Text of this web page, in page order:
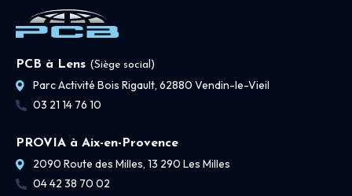
PCB à Lens (Siège social)
Parc Activité Bois Rigault, 62880 Vendin-le-Vieil
03 21 14 76 10
PROVIA à Aix-en-Provence
2090 Route des Milles, 13 290 Les Milles
04 42 38 70 02